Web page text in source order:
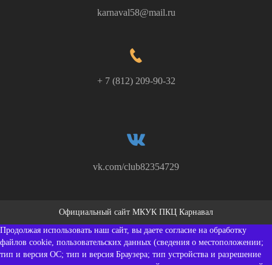
karnaval58@mail.ru
+ 7 (812) 209-90-32
vk.com/club82354729
Официальный сайт МКУК ПКЦ Карнавал
Продолжая использовать наш сайт, вы даете согласие на обработку
файлов cookie, пользовательских данных (сведения о местоположении;
тип и версия ОС; тип и версия Браузера; тип устройства и разрешение